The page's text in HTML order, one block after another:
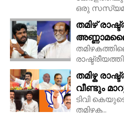
ഒരു
തമിഴ്
തമിഴ്ക
വീണ്ടും
ടിവി
തമിഴക...